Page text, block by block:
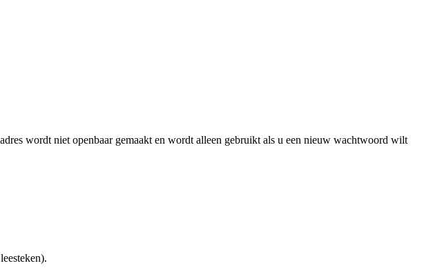
wordt niet openbaar gemaakt en wordt alleen gebruikt als u een nieuw wachtwoord wilt